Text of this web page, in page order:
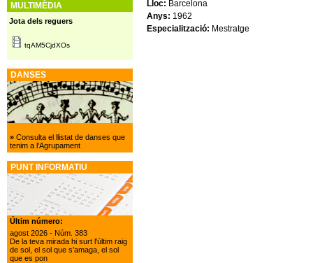
Lloc: Barcelona
Anys: 1962
Especialització: Mestratge
MULTIMÈDIA
Jota dels reguers
tqAM5CjdXOs
DANSES
»Consulta el llistat de danses que
tenim a l'Agrupament
PUNT INFORMATIU
Últim número:
agost 2026 - Núm. 383
De la teva mirada hi surt l'últim raig
de sol, el sol que s’amaga, el sol
que es pon